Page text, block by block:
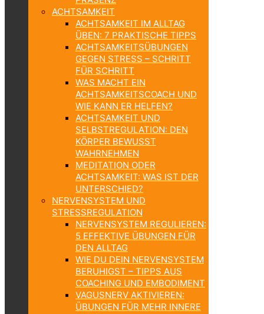
ACHTSAMKEIT
ACHTSAMKEIT IM ALLTAG
ÜBEN: 7 PRAKTISCHE TIPPS
ACHTSAMKEITSÜBUNGEN
GEGEN STRESS – SCHRITT
FÜR SCHRITT
WAS MACHT EIN
ACHTSAMKEITSCOACH UND
WIE KANN ER HELFEN?
ACHTSAMKEIT UND
SELBSTREGULATION: DEN
KÖRPER BEWUSST
WAHRNEHMEN
MEDITATION ODER
ACHTSAMKEIT: WAS IST DER
UNTERSCHIED?
NERVENSYSTEM UND
STRESSREGULATION
NERVENSYSTEM REGULIEREN:
5 EFFEKTIVE ÜBUNGEN FÜR
DEN ALLTAG
WIE DU DEIN NERVENSYSTEM
BERUHIGST – TIPPS AUS
COACHING UND EMBODIMENT
VAGUSNERV AKTIVIEREN:
ÜBUNGEN FÜR MEHR INNERE